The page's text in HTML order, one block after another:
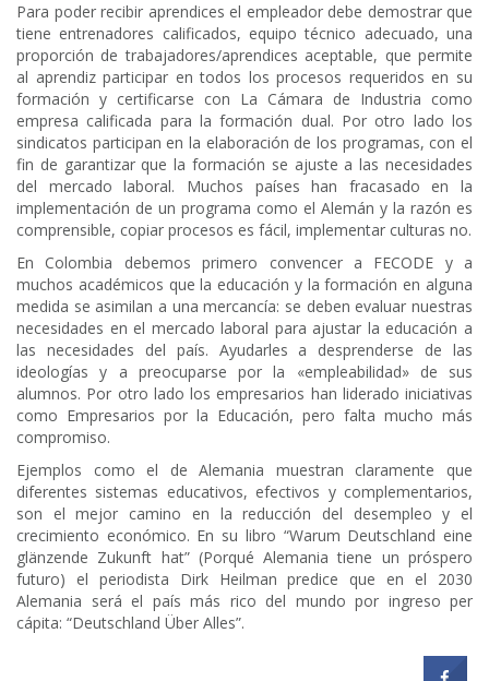
Para poder recibir aprendices el empleador debe demostrar que
tiene entrenadores calificados, equipo técnico adecuado, una
proporción de trabajadores/aprendices aceptable, que permite
al aprendiz participar en todos los procesos requeridos en su
formación y certificarse con La Cámara de Industria como
empresa calificada para la formación dual. Por otro lado los
sindicatos participan en la elaboración de los programas, con el
fin de garantizar que la formación se ajuste a las necesidades
del mercado laboral. Muchos países han fracasado en la
implementación de un programa como el Alemán y la razón es
comprensible, copiar procesos es fácil, implementar culturas no.
En Colombia debemos primero convencer a FECODE y a
muchos académicos que la educación y la formación en alguna
medida se asimilan a una mercancía: se deben evaluar nuestras
necesidades en el mercado laboral para ajustar la educación a
las necesidades del país. Ayudarles a desprenderse de las
ideologías y a preocuparse por la «empleabilidad» de sus
alumnos. Por otro lado los empresarios han liderado iniciativas
como Empresarios por la Educación, pero falta mucho más
compromiso.
Ejemplos como el de Alemania muestran claramente que
diferentes sistemas educativos, efectivos y complementarios,
son el mejor camino en la reducción del desempleo y el
crecimiento económico. En su libro “Warum Deutschland eine
glänzende Zukunft hat” (Porqué Alemania tiene un próspero
futuro) el periodista Dirk Heilman predice que en el 2030
Alemania será el país más rico del mundo por ingreso per
cápita: “Deutschland Über Alles”.